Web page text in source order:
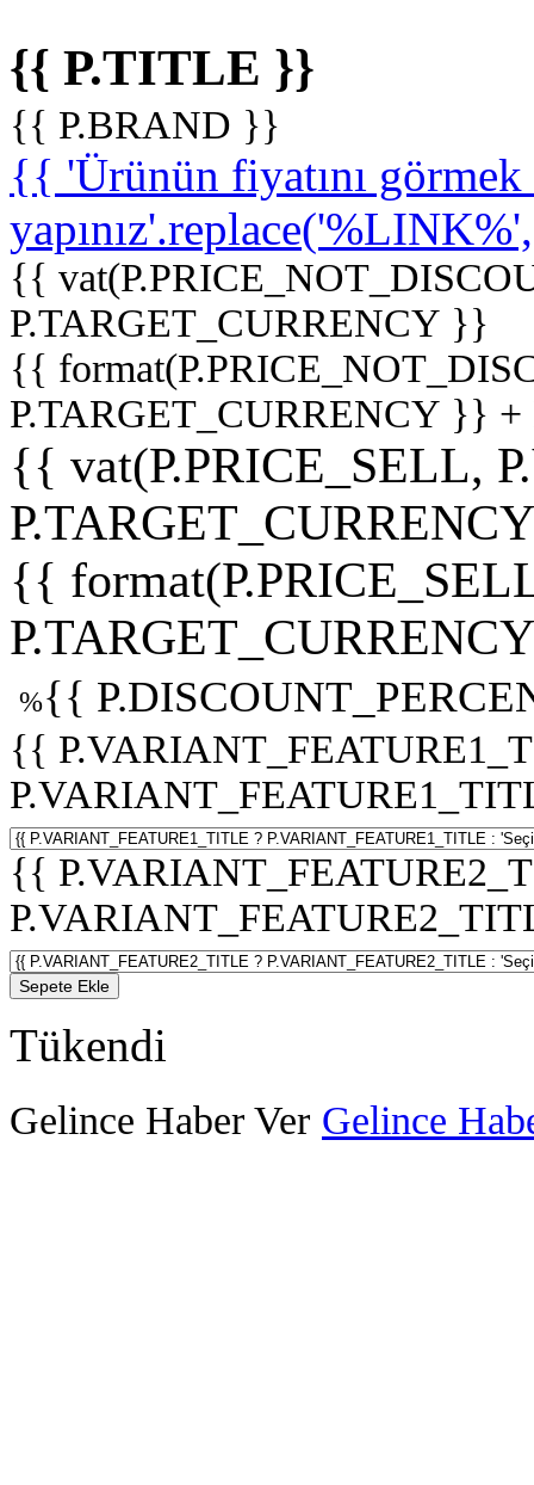
{{ P.TITLE }}
{{ P.BRAND }}
{{ 'Ürünün fiyatını
{{
P.TARGET_CURRENCY }}
{{
P.TARGET_CURRENCY }}
{{ vat(P.PRICE_SELL,
{{
%{{
{{
{{
Sepete Ekle
Tükendi
Gelince Haber Ver Gelince